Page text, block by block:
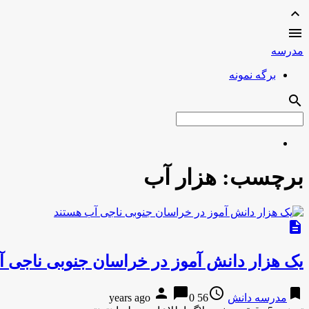
expand_less

مدرسه
برگه نمونه
search
برچسب: هزار آب
description
یک هزار دانش آموز در خراسان جنوبی ناجی
bookmark مدرسه دانش access_time
56 years ago
person chat_bubble0